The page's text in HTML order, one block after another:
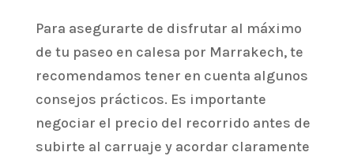
Para asegurarte de disfrutar al máximo
de tu paseo en calesa por Marrakech, te
recomendamos tener en cuenta algunos
consejos prácticos. Es importante
negociar el precio del recorrido antes de
subirte al carruaje y acordar claramente